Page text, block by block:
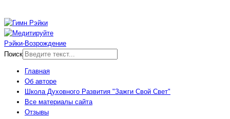
Рэйки-Возрождение
Поиск
Главная
Об авторе
Школа Духовного Развития "Зажги Свой Свет"
Все материалы сайта
Отзывы